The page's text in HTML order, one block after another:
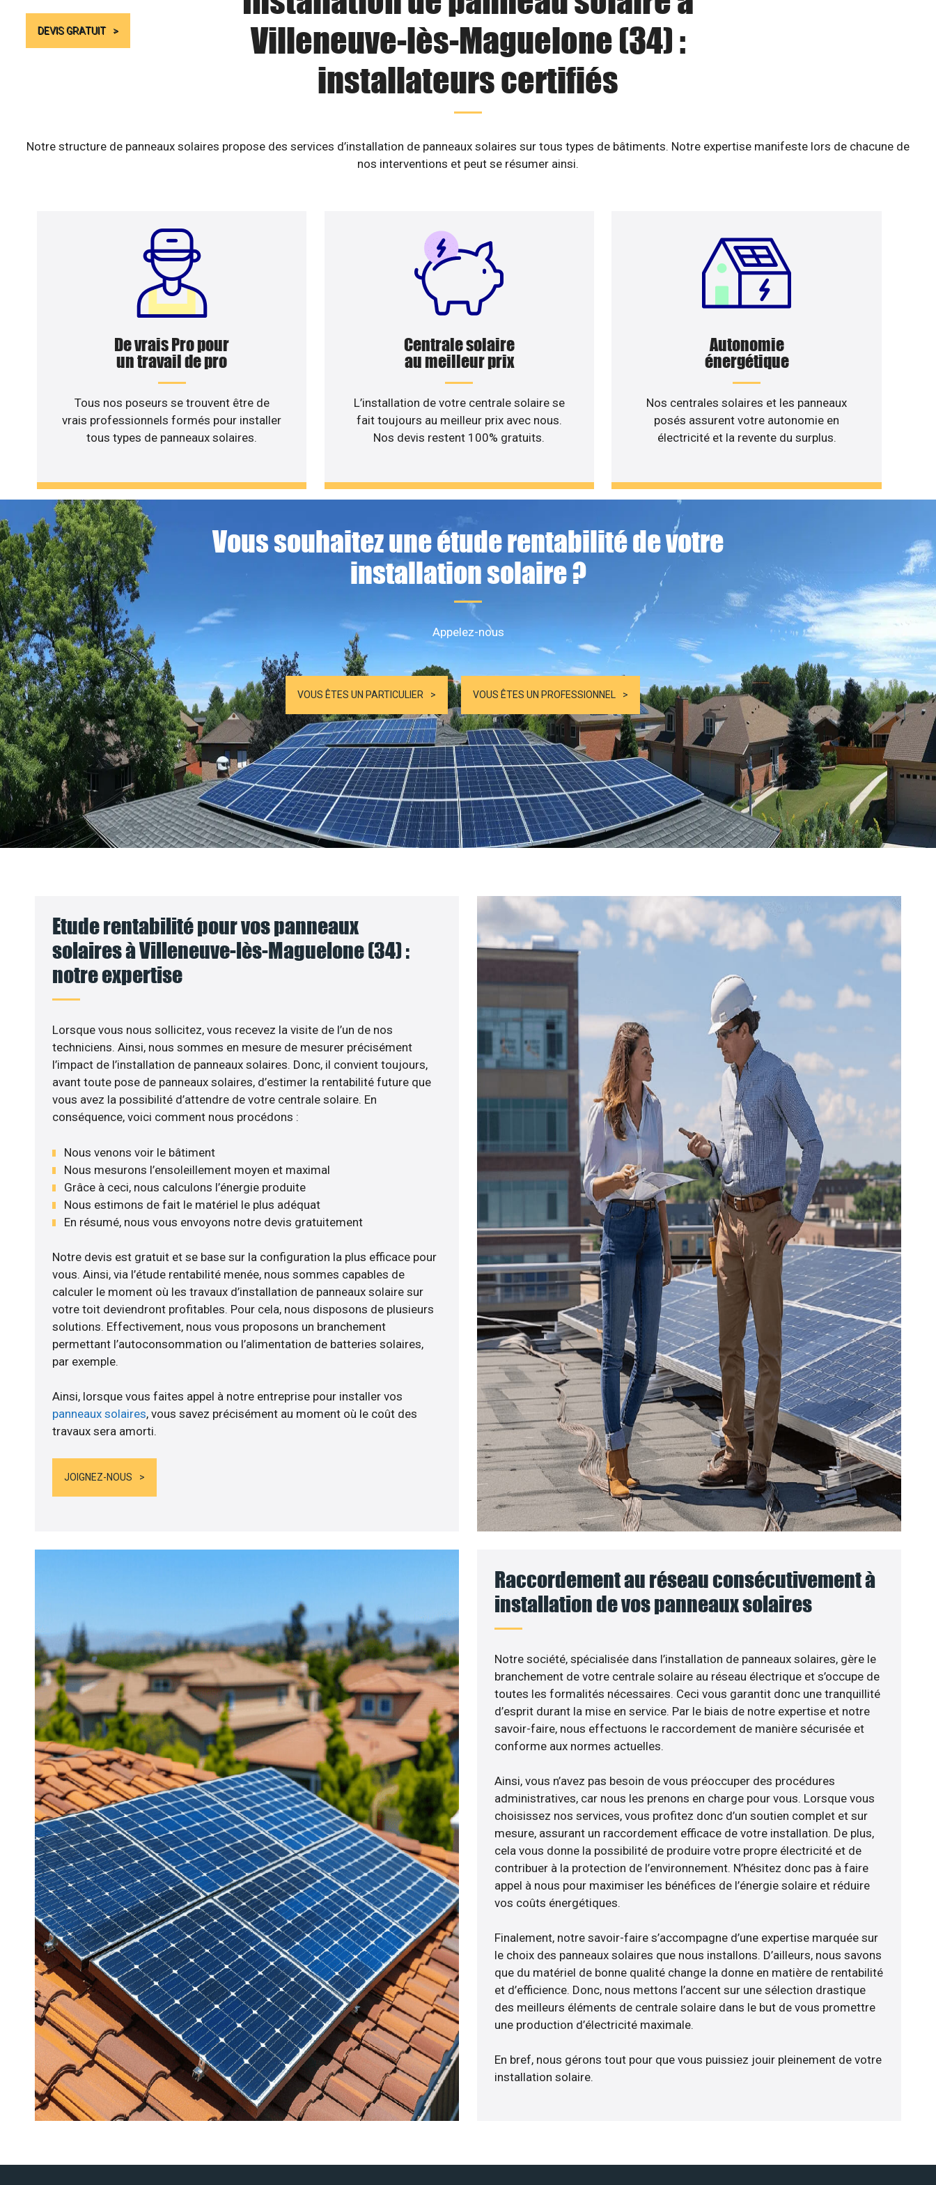
DEVIS GRATUIT
Villeneuve-lès-Maguelone (34) :
installateurs certifiés
Notre structure de panneaux solaires propose des services d’installation de panneaux solaires sur tous types de bâtiments. Notre expertise manifeste lors de chacune de
nos interventions et peut se résumer ainsi.
De vrais Pro pour
un travail de pro
Tous nos poseurs se trouvent être de
vrais professionnels formés pour installer
tous types de panneaux solaires.
Centrale solaire
au meilleur prix
L’installation de votre centrale solaire se
fait toujours au meilleur prix avec nous.
Nos devis restent 100% gratuits.
Autonomie
énergétique
Nos centrales solaires et les panneaux
posés assurent votre autonomie en
électricité et la revente du surplus.
Vous souhaitez une étude rentabilité de votre
installation solaire ?
Appelez-nous
VOUS ÊTES UN PARTICULIER VOUS ÊTES UN PROFESSIONNEL
Etude rentabilité pour vos panneaux
solaires à Villeneuve-lès-Maguelone (34) :
notre expertise
Lorsque vous nous sollicitez, vous recevez la visite de l’un de nos
techniciens. Ainsi, nous sommes en mesure de mesurer précisément
l’impact de l’installation de panneaux solaires. Donc, il convient toujours,
avant toute pose de panneaux solaires, d’estimer la rentabilité future que
vous avez la possibilité d’attendre de votre centrale solaire. En
conséquence, voici comment nous procédons :
Nous venons voir le bâtiment
Nous mesurons l’ensoleillement moyen et maximal
Grâce à ceci, nous calculons l’énergie produite
Nous estimons de fait le matériel le plus adéquat
En résumé, nous vous envoyons notre devis gratuitement
Notre devis est gratuit et se base sur la configuration la plus efficace pour
vous. Ainsi, via l’étude rentabilité menée, nous sommes capables de
calculer le moment où les travaux d’installation de panneaux solaire sur
votre toit deviendront profitables. Pour cela, nous disposons de plusieurs
solutions. Effectivement, nous vous proposons un branchement
permettant l’autoconsommation ou l’alimentation de batteries solaires,
par exemple.
Ainsi, lorsque vous faites appel à notre entreprise pour installer vos
panneaux solaires, vous savez précisément au moment où le coût des
travaux sera amorti.
JOIGNEZ-NOUS
Raccordement au réseau consécutivement à
installation de vos panneaux solaires
Notre société, spécialisée dans l’installation de panneaux solaires, gère le
branchement de votre centrale solaire au réseau électrique et s’occupe de
toutes les formalités nécessaires. Ceci vous garantit donc une tranquillité
d’esprit durant la mise en service. Par le biais de notre expertise et notre
savoir-faire, nous effectuons le raccordement de manière sécurisée et
conforme aux normes actuelles.
Ainsi, vous n’avez pas besoin de vous préoccuper des procédures
administratives, car nous les prenons en charge pour vous. Lorsque vous
choisissez nos services, vous profitez donc d’un soutien complet et sur
mesure, assurant un raccordement efficace de votre installation. De plus,
cela vous donne la possibilité de produire votre propre électricité et de
contribuer à la protection de l’environnement. N’hésitez donc pas à faire
appel à nous pour maximiser les bénéfices de l’énergie solaire et réduire
vos coûts énergétiques.
Finalement, notre savoir-faire s’accompagne d’une expertise marquée sur
le choix des panneaux solaires que nous installons. D’ailleurs, nous savons
que du matériel de bonne qualité change la donne en matière de rentabilité
et d’efficience. Donc, nous mettons l’accent sur une sélection drastique
des meilleurs éléments de centrale solaire dans le but de vous promettre
une production d’électricité maximale.
En bref, nous gérons tout pour que vous puissiez jouir pleinement de votre
installation solaire.